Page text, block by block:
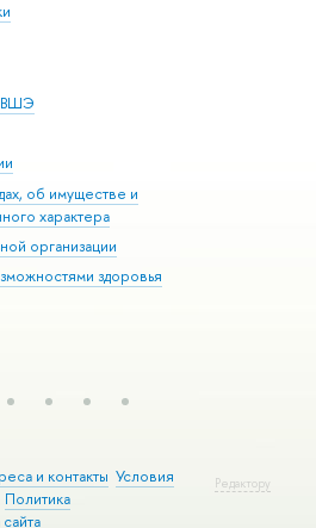
ВШЭ
об имуществе и
характера
организации
здоровья
Редактору
и контакты Условия
Политика